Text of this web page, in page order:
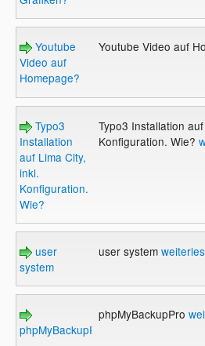
Youtube
Video auf
Homepage?
Youtube Video auf
Typo3
Installation
auf Lima City,
inkl.
Konfiguration.
Wie?
Typo3 Installation
Konfiguration. Wie?
user
system
user system
phpMyBackupPro
phpMyBackupPro